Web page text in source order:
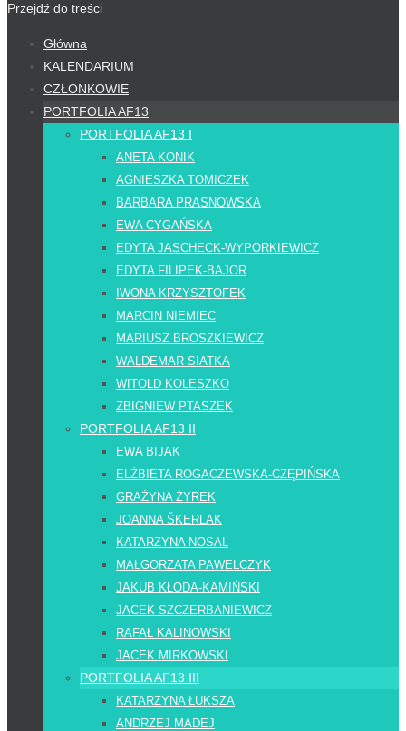
Przejdź do treści
Główna
KALENDARIUM
CZŁONKOWIE
PORTFOLIA AF13
PORTFOLIA AF13 I
ANETA KONIK
AGNIESZKA TOMICZEK
BARBARA PRASNOWSKA
EWA CYGAŃSKA
EDYTA JASCHECK-WYPORKIEWICZ
EDYTA FILIPEK-BAJOR
IWONA KRZYSZTOFEK
MARCIN NIEMIEC
MARIUSZ BROSZKIEWICZ
WALDEMAR SIATKA
WITOLD KOLESZKO
ZBIGNIEW PTASZEK
PORTFOLIA AF13 II
EWA BIJAK
ELŻBIETA ROGACZEWSKA-CZĘPIŃSKA
GRAŻYNA ŻYREK
JOANNA ŠKERLAK
KATARZYNA NOSAL
MAŁGORZATA PAWELCZYK
JAKUB KŁODA-KAMIŃSKI
JACEK SZCZERBANIEWICZ
RAFAŁ KALINOWSKI
JACEK MIRKOWSKI
PORTFOLIA AF13 III
KATARZYNA ŁUKSZA
ANDRZEJ MADEJ